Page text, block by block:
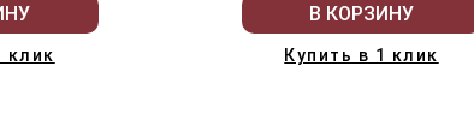
клик
В КОРЗИНУ
Купить в 1 клик